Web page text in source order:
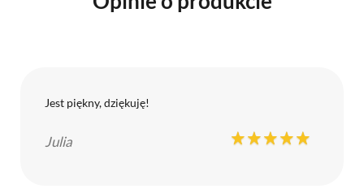
Jest piękny, dziękuję!
Julia